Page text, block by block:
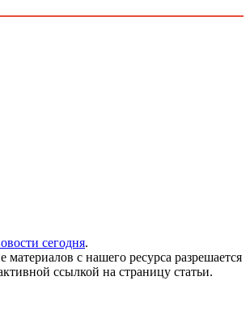
сегодня.
с нашего ресурса разрешается
ссылкой на страницу статьи.